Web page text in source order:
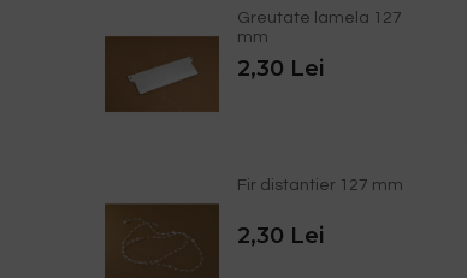
Greutate lamela 127
mm
2,30 Lei
Fir distantier 127 mm
2,30 Lei